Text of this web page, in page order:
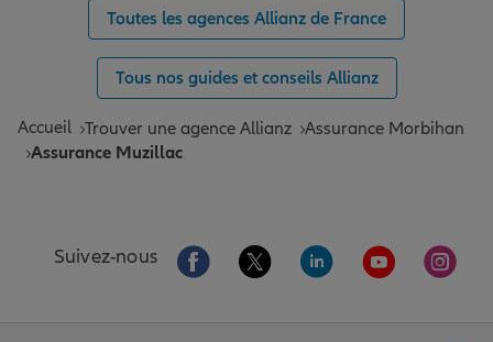
Toutes les agences Allianz de France
Tous nos guides et conseils Allianz
Accueil Trouver une agence Allianz Assurance Morbihan
Assurance Muzillac
Suivez-nous Aller sur la page Facebook de Allianz
Aller sur la page Twitter de
Aller sur la page
Aller sur la
Aller